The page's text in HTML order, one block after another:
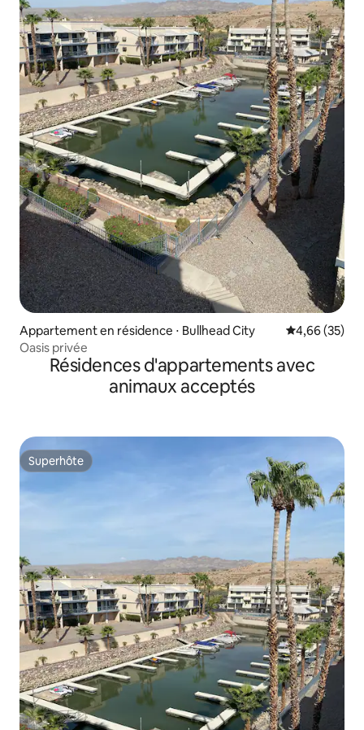
Appartement en résidence ⋅ Bullhead City Évaluation
4,66 (35)
Oasis privée
Résidences d'appartements avec
animaux acceptés
Superhôte
Superhôte